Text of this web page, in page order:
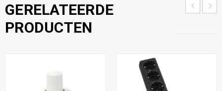
GERELATEERDE
PRODUCTEN